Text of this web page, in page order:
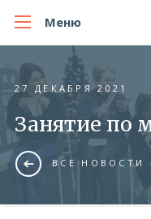
Меню
27 ДЕКАБРЯ 2021
Занятие по
ВСЕ НОВОСТИ